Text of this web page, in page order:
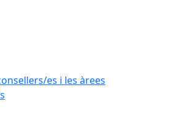
es i les àrees